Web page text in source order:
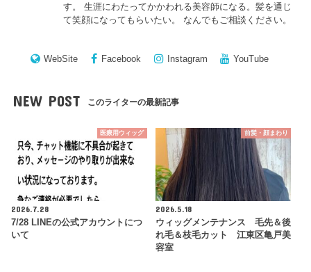
す。 生涯にわたってかかわれる美容師になる。髪を通じ
て笑顔になってもらいたい。 なんでもご相談ください。
WebSite Facebook Instagram YouTube
NEW POST このライターの最新記事
医療用ウィッグ
2026.7.28
7/28 LINEの公式アカウントにつ
いて
前髪・顔まわり
2026.5.18
ウィッグメンテナンス 毛先＆後
れ毛＆枝毛カット 江東区亀戸美
容室